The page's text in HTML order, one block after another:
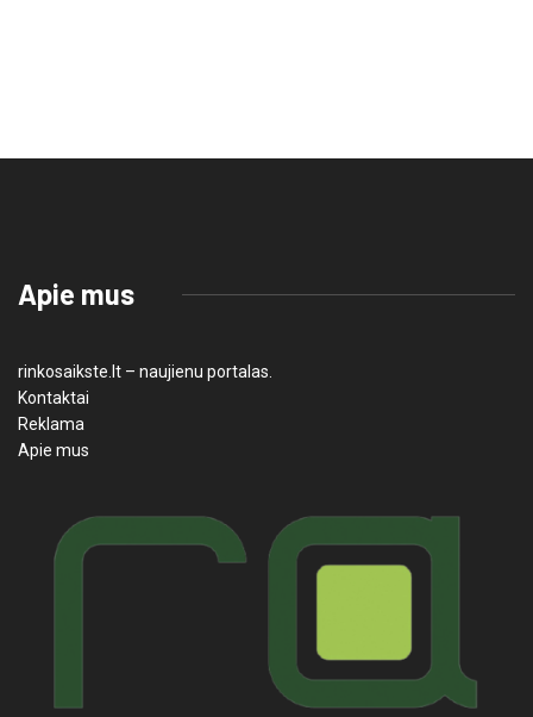
Apie mus
rinkosaikste.lt – naujienu portalas.
Kontaktai
Reklama
Apie mus